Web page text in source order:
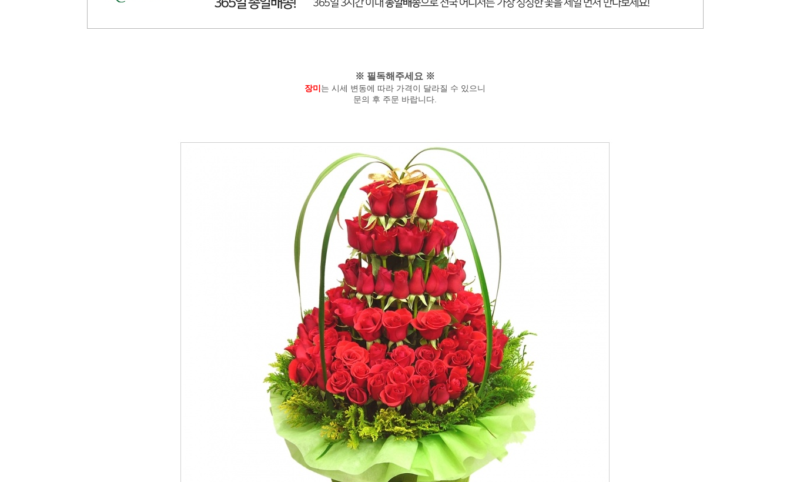
※ 필독해주세요 ※
장미 는 시세 변동에 따라 가격이 달라질 수 있으니
문의 후 주문 바랍니다.